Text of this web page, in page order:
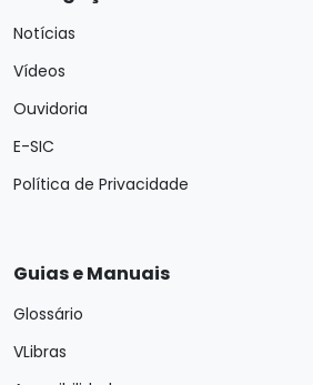
Notícias
Vídeos
Ouvidoria
E-SIC
Política de Privacidade
Guias e Manuais
Glossário
VLibras